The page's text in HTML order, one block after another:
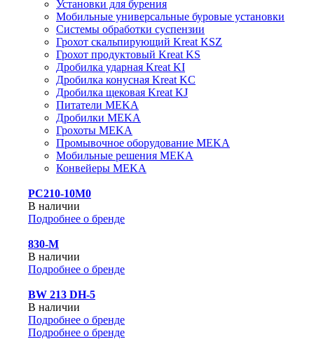
Установки для бурения
Мобильные универсальные буровые установки
Системы обработки суспензии
Грохот скальпирующий Kreat KSZ
Грохот продуктовый Kreat KS
Дробилка ударная Kreat KI
Дробилка конусная Kreat KC
Дробилка щековая Kreat KJ
Питатели MEKA
Дробилки MEKA
Грохоты MEKA
Промывочное оборудование MEKA
Мобильные решения MEKA
Конвейеры MEKA
PC210-10M0
В наличии
Подробнее о бренде
830-М
В наличии
Подробнее о бренде
BW 213 DH-5
В наличии
Подробнее о бренде
Подробнее о бренде